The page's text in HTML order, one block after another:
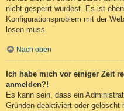
nicht gesperrt wurdest. Es ist
Konfigurationsproblem mit der
lösen muss.
Nach oben
Ich habe mich vor einiger Zeit
anmelden?!
Es kann sein, dass ein
Gründen deaktiviert oder